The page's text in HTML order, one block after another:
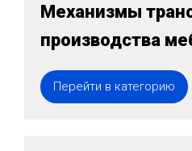
Механизмы
производства
Перейти в категорию